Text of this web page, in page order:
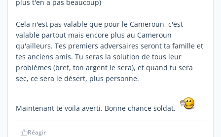
plus t'en a pas beaucoup)
Cela n'est pas valable que pour le Cameroun, c'est
valable partout mais encore plus au Cameroun
qu'ailleurs. Tes premiers adversaires seront ta famille et
tes anciens amis. Tu seras la solution de tous leur
problèmes (bref, ton argent le sera), et quand tu sera
sec, ce sera le désert, plus personne.
Maintenant te voila averti. Bonne chance soldat.
Réagir